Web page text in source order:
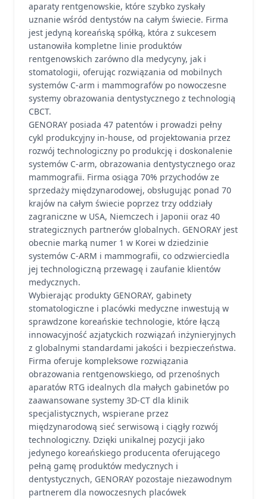
aparaty rentgenowskie, które szybko zyskały
uznanie wśród dentystów na całym świecie. Firma
jest jedyną koreańską spółką, która z sukcesem
ustanowiła kompletne linie produktów
rentgenowskich zarówno dla medycyny, jak i
stomatologii, oferując rozwiązania od mobilnych
systemów C-arm i mammografów po nowoczesne
systemy obrazowania dentystycznego z technologią
CBCT.
GENORAY posiada 47 patentów i prowadzi pełny
cykl produkcyjny in-house, od projektowania przez
rozwój technologiczny po produkcję i doskonalenie
systemów C-arm, obrazowania dentystycznego oraz
mammografii. Firma osiąga 70% przychodów ze
sprzedaży międzynarodowej, obsługując ponad 70
krajów na całym świecie poprzez trzy oddziały
zagraniczne w USA, Niemczech i Japonii oraz 40
strategicznych partnerów globalnych. GENORAY jest
obecnie marką numer 1 w Korei w dziedzinie
systemów C-ARM i mammografii, co odzwierciedla
jej technologiczną przewagę i zaufanie klientów
medycznych.
Wybierając produkty GENORAY, gabinety
stomatologiczne i placówki medyczne inwestują w
sprawdzone koreańskie technologie, które łączą
innowacyjność azjatyckich rozwiązań inżynieryjnych
z globalnymi standardami jakości i bezpieczeństwa.
Firma oferuje kompleksowe rozwiązania
obrazowania rentgenowskiego, od przenośnych
aparatów RTG idealnych dla małych gabinetów po
zaawansowane systemy 3D-CT dla klinik
specjalistycznych, wspierane przez
międzynarodową sieć serwisową i ciągły rozwój
technologiczny. Dzięki unikalnej pozycji jako
jedynego koreańskiego producenta oferującego
pełną gamę produktów medycznych i
dentystycznych, GENORAY pozostaje niezawodnym
partnerem dla nowoczesnych placówek